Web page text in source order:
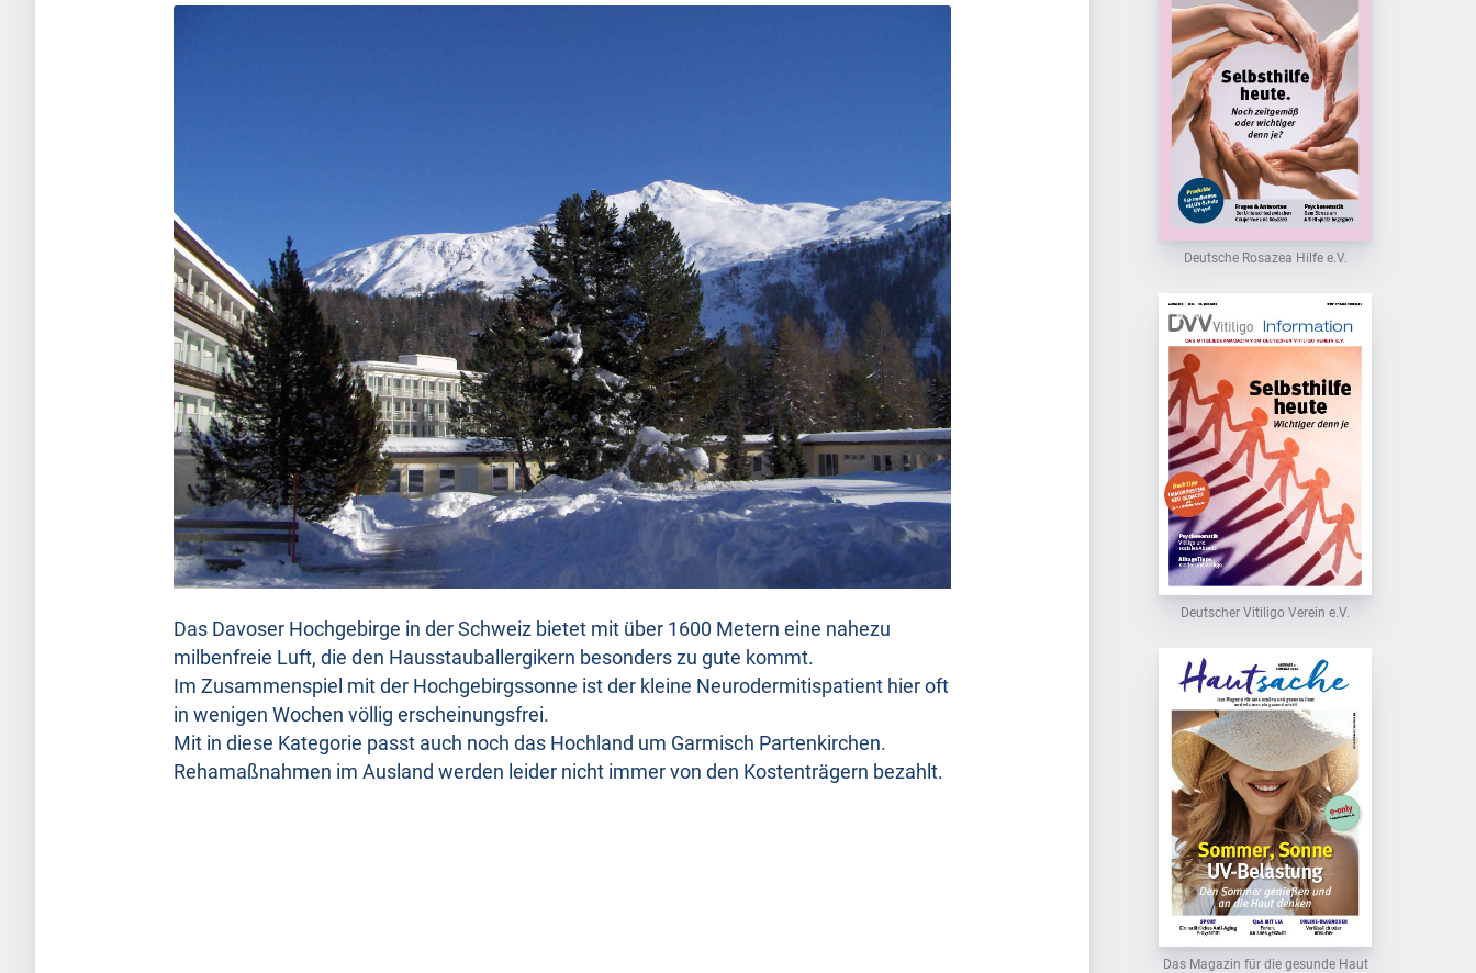
Das Davoser Hochgebirge in der Schweiz bietet mit über 1600 Metern eine nahezu
milbenfreie Luft, die den Hausstauballergikern besonders zu gute kommt.
Im Zusammenspiel mit der Hochgebirgssonne ist der kleine Neurodermitispatient hier oft
in wenigen Wochen völlig erscheinungsfrei.
Mit in diese Kategorie passt auch noch das Hochland um Garmisch Partenkirchen.
Rehamaßnahmen im Ausland werden leider nicht immer von den Kostenträgern bezahlt.
Deutsche Rosazea Hilfe e.V.
Deutscher Vitiligo Verein e.V.
Das Magazin für die gesunde Haut